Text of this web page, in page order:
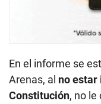
En el informe se
Arenas, al no estar
Constitución, no